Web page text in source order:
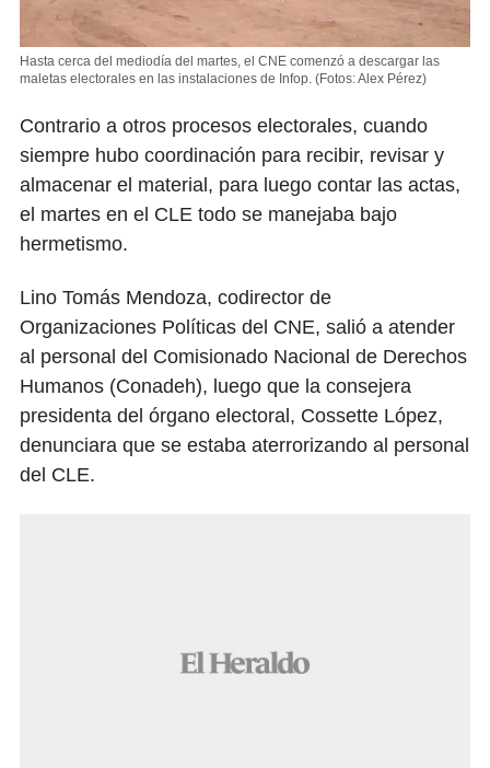
Hasta cerca del mediodía del martes, el CNE comenzó a descargar las
maletas electorales en las instalaciones de Infop. (Fotos: Alex Pérez)
Contrario a otros procesos electorales, cuando
siempre hubo coordinación para recibir, revisar y
almacenar el material, para luego contar las actas,
el martes en el CLE todo se manejaba bajo
hermetismo.
Lino Tomás Mendoza, codirector de
Organizaciones Políticas del CNE, salió a atender
al personal del Comisionado Nacional de Derechos
Humanos (Conadeh), luego que la consejera
presidenta del órgano electoral, Cossette López,
denunciara que se estaba aterrorizando al personal
del CLE.